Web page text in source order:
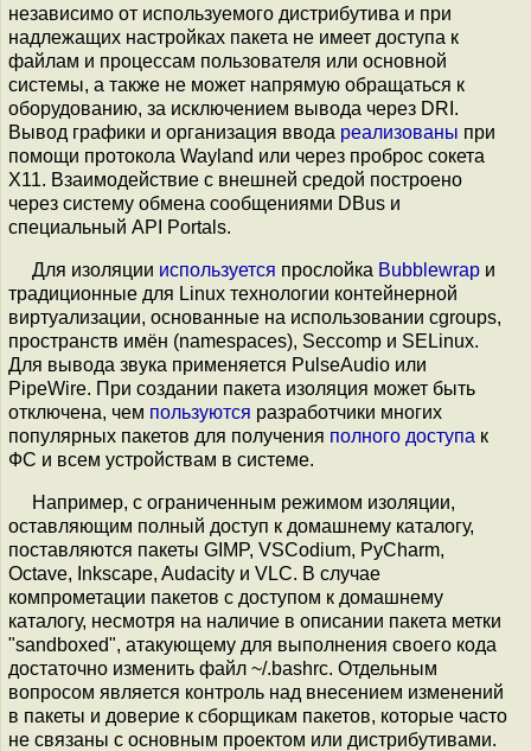
независимо от используемого дистрибутива и при
надлежащих настройках пакета не имеет доступа к
файлам и процессам пользователя или основной
системы, а также не может напрямую обращаться к
оборудованию, за исключением вывода через DRI.
Вывод графики и организация ввода реализованы при
помощи протокола Wayland или через проброс сокета
X11. Взаимодействие с внешней средой построено
через систему обмена сообщениями DBus и
специальный API Portals.
Для изоляции используется прослойка Bubblewrap и
традиционные для Linux технологии контейнерной
виртуализации, основанные на использовании cgroups,
пространств имён (namespaces), Seccomp и SELinux.
Для вывода звука применяется PulseAudio или
PipeWire. При создании пакета изоляция может быть
отключена, чем пользуются разработчики многих
популярных пакетов для получения полного доступа к
ФС и всем устройствам в системе.
Например, с ограниченным режимом изоляции,
оставляющим полный доступ к домашнему каталогу,
поставляются пакеты GIMP, VSCodium, PyCharm,
Octave, Inkscape, Audacity и VLC. В случае
компрометации пакетов с доступом к домашнему
каталогу, несмотря на наличие в описании пакета метки
"sandboxed", атакующему для выполнения своего кода
достаточно изменить файл ~/.bashrc. Отдельным
вопросом является контроль над внесением изменений
в пакеты и доверие к сборщикам пакетов, которые часто
не связаны с основным проектом или дистрибутивами.